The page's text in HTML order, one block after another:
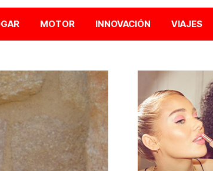
MOTOR INNOVACIÓN VIAJES